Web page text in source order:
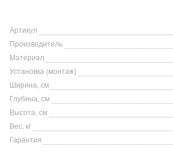
Артикул
Производитель
Материал
Установка (монтаж)
Ширина, см
Глубина, см
Высота, см
Вес, кг
Гарантия